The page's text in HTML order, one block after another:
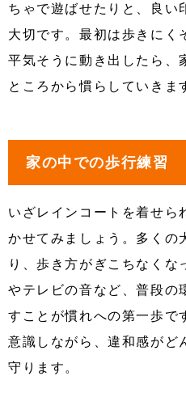
ちゃで遊ばせたりと、良い
大切です。最初は歩きにく
平気そうに動き出したら、
ところから慣らしていきま
家の中での歩行練習
いざレインコートを着せら
かせてみましょう。多くの
り、歩き方がぎこちなく
やテレビの音など、普段の
すことが慣れへの第一歩で
意識しながら、違和感がど
守ります。